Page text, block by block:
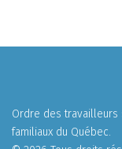
Ordre des travailleurs
familiaux du Québec.